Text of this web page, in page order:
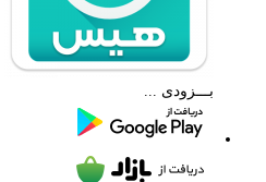
بـــزودی ...